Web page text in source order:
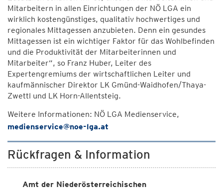
Mitarbeitern in allen Einrichtungen der NÖ LGA ein
wirklich kostengünstiges, qualitativ hochwertiges und
regionales Mittagessen anzubieten. Denn ein gesundes
Mittagessen ist ein wichtiger Faktor für das Wohlbefinden
und die Produktivität der Mitarbeiterinnen und
Mitarbeiter“, so Franz Huber, Leiter des
Expertengremiums der wirtschaftlichen Leiter und
kaufmännischer Direktor LK Gmünd-Waidhofen/Thaya-
Zwettl und LK Horn-Allentsteig.
Weitere Informationen: NÖ LGA Medienservice,
medienservice@noe-lga.at
Rückfragen & Information
Amt der Niederösterreichischen